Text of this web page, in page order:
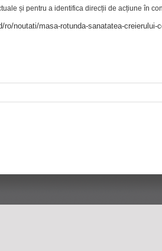
și pentru a identifica direcții de acțiune în
ro/noutati/masa-rotunda-sanatatea-creierului-